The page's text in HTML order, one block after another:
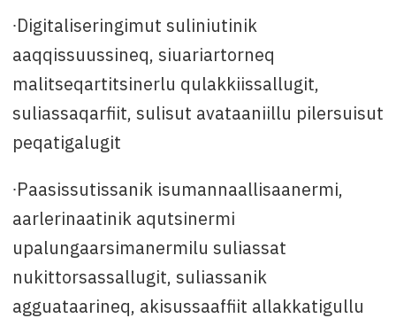
∙Digitaliseringimut suliniutinik
aaqqissuussineq, siuariartorneq
malitseqartitsinerlu qulakkiissallugit,
suliassaqarfiit, sulisut avataaniillu pilersuisut
peqatigalugit
∙Paasissutissanik isumannaallisaanermi,
aarlerinaatinik aqutsinermi
upalungaarsimanermilu suliassat
nukittorsassallugit, suliassanik
agguataarineq, akisussaaffiit allakkatigullu